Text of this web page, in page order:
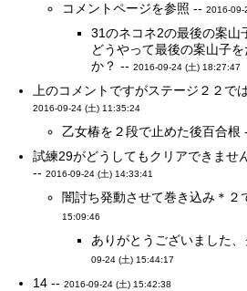
コメントページを参照 --2016-09-
31のネコネ2の最後の案山
どうやって最後の案山子
か？ --2016-09-24 (土) 18:27:47
上のコメントですがステージ２２で
2016-09-24 (土) 11:35:24
乙女椿を２段で止めた後百合
試練29がどうしてもクリアできませ
--2016-09-24 (土) 14:33:41
闇討ち発動させて巻き込み＊
15:09:46
ありがとうございました
09-24 (土) 15:44:17
14 --2016-09-24 (土) 15:42:38